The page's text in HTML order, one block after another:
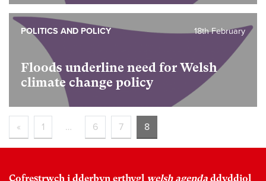
Floods underline need for Welsh
climate change policy
18th February
POLITICS AND POLICY
« 1 … 6 7 8
Cofrestrwch i dderbyn erthygl welsh agenda ddyddiol